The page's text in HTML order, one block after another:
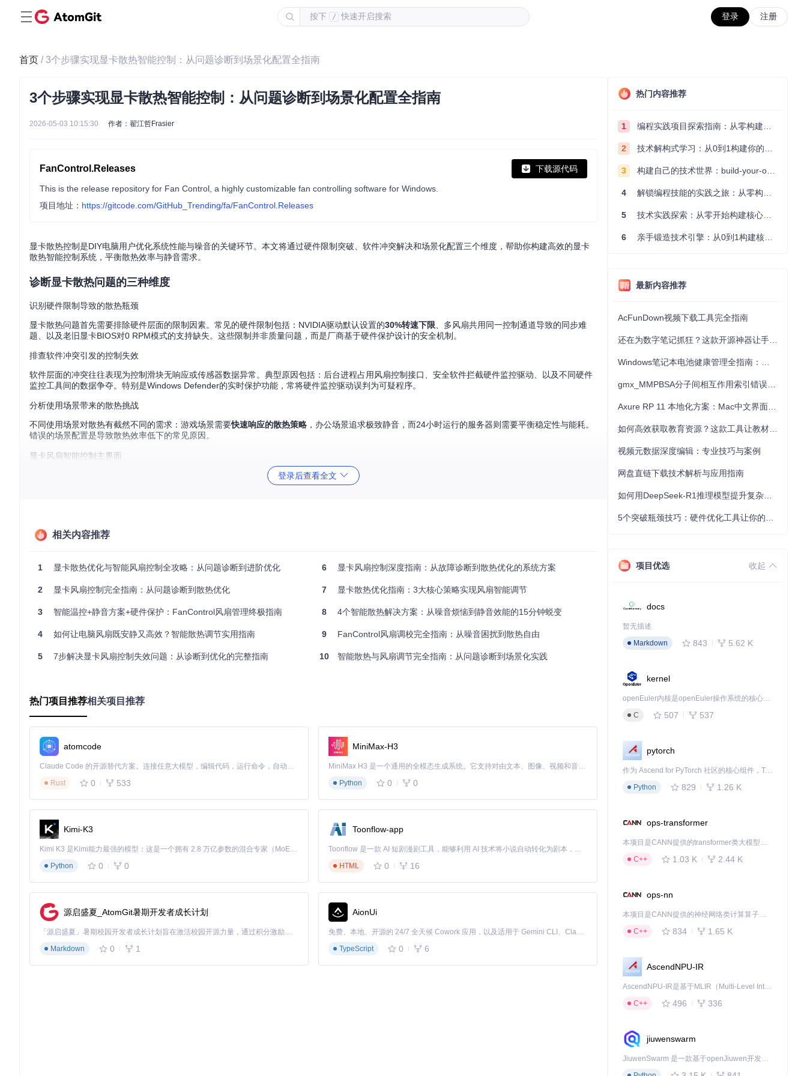
按下 / 快速开启搜索 登录 注册
首页 / 3个步骤实现显卡散热智能控制：从问题诊断到场景化配置全指南
3个步骤实现显卡散热智能控制：从问题诊断到场景化配置全指南
2026-05-03 10:15:30 作者：翟江哲Frasier
FanControl.Releases 下载源代码
This is the release repository for Fan Control, a highly customizable fan controlling software for Windows.
项目地址： https://gitcode.com/GitHub_Trending/fa/FanControl.Releases
显卡散热控制是DIY电脑用户优化系统性能与噪音的关键环节。本文将通过硬件限制突破、软件冲突解决和场景化配置三个维度，帮助你构建高效的显卡
散热智能控制系统，平衡散热效率与静音需求。
诊断显卡散热问题的三种维度
识别硬件限制导致的散热瓶颈
显卡散热问题首先需要排除硬件层面的限制因素。常见的硬件限制包括：NVIDIA驱动默认设置的30%转速下限 、多风扇共用同一控制通道导致的同步难
题、以及老旧显卡BIOS对0 RPM模式的支持缺失。这些限制并非质量问题，而是厂商基于硬件保护设计的安全机制。
排查软件冲突引发的控制失效
软件层面的冲突往往表现为控制滑块无响应或传感器数据异常。典型原因包括：后台进程占用风扇控制接口、安全软件拦截硬件监控驱动、以及不同硬件
监控工具间的数据争夺。特别是Windows Defender的实时保护功能，常将硬件监控驱动误判为可疑程序。
分析使用场景带来的散热挑战
不同使用场景对散热有截然不同的需求：游戏场景需要快速响应的散热策略 ，办公场景追求极致静音，而24小时运行的服务器则需要平衡稳定性与能耗。
错误的场景配置是导致散热效率低下的常见原因。
显卡风扇智能控制主界面
具体方法：
git clone
cd FanControl.Releases/Plugins
执行后将在插件目录下添加NVIDIA专用传感器模块
在FanControl中启用高级模式，手动输入20-25%的转速值
💡 专业提示：可设置温度触发阈值，当核心温度超过75°C时自动提升转速至30%以上
操作目的
具体方法 ：
在"Controls"面板中创建独立风扇配置文件
使用"混合曲线"功能设置主从风扇关系，例如：
为不同风扇设置差异化的响应系数（0.8-1.2之间）
启用
注意事项
💡 专业提示：建议将显卡风扇分为两组，核心风扇响应更快，显存风扇可适当降低转速
替代散热控制工具的对比选择
当FanControl无法满足需求时，可考虑以下替代方案：
工具名称 核心优势 适用场景
SpeedFan
支持主板电压调节 老旧硬件平台
高
MSI Afterburner
显卡超频集成
Argus Monitor
全面硬件监控 系统监控爱好者 中高
登录后查看全文
相关内容推荐
1 显卡散热优化与智能风扇控制全攻略：从问题诊断到进阶优化
2 显卡风扇控制完全指南：从问题诊断到散热优化
3 智能温控+静音方案+硬件保护：FanControl风扇管理终极指南
4 如何让电脑风扇既安静又高效？智能散热调节实用指南
5 7步解决显卡风扇控制失效问题：从诊断到优化的完整指南
6 显卡风扇控制深度指南：从故障诊断到散热优化的系统方案
7 显卡散热优化指南：3大核心策略实现风扇智能调节
8 4个智能散热解决方案：从噪音烦恼到静音效能的15分钟蜕变
9 FanControl风扇调校完全指南：从噪音困扰到散热自由
10 智能散热与风扇调节完全指南：从问题诊断到场景化实践
热门项目推荐相关项目推荐
atomcode
Claude Code 的开源替代方案。连接任意大模型，编辑代码，运行命令，自动验证 — 全自动执行。用 Rust 构建，极致性能。 ｜ An open-source alternative to Claude Code. Connect any LLM, edit code, run commands, and verify changes — autonomously. Built in Rust for speed. Get Started
Rust
0 533
MiniMax-H3
MiniMax H3 是一个通用的全模态生成系统。它支持对由文本、图像、视频和音频组成的多模态上下文进行统一理解，并能生成分辨率高达 2K、时长可达 15 秒的带原生立体声音频的视频。得益于面向任务泛化的系统设计，H3 在预训练阶段就已具备广泛的多模态上下文理解与生成能力，能够出色地执行复杂的多模态指令。
Python
0 0
Kimi-K3
Kimi K3 是Kimi能力最强的模型：这是一个拥有 2.8 万亿参数的混合专家（MoE）模型，具备原生视觉理解能力，并支持 100 万 token 的上下文窗口。
Python
0 0
Toonflow-app
Toonflow 是一款 AI 短剧漫剧工具，能够利用 AI 技术将小说自动转化为剧本，并结合 AI 生成的图片和视频，实现高效的短剧创作。借助 Toonflow，可以轻松完成从文字到影像的全流程，让短剧制作变得更加智能与便捷。
HTML
0 16
源启盛夏_AtomGit暑期开发者成长计划
「源启盛夏」暑期校园开发者成长计划旨在激活校园开源力量，通过积分激励、认证扶持、资源倾斜等形式，引导高校组织和开发者完成「入驻 — 建项目 — 做贡献 — 获认证 — 得资源」的完整闭环。无论你是想带领社团入驻平台的组织者，还是希望用代码贡献证明自己的开发者，都能在这里找到属于你的成长路径。
Markdown
0 1
AionUi
免费、本地、开源的 24/7 全天候 Cowork 应用，以及适用于 Gemini CLI、Claude Code、Codex、OpenCode、Qwen Code、Goose CLI、Auggie 等的 OpenClaw | 🌟 喜欢就点star吧
TypeScript
0 6
热门内容推荐
1 编程实践项目探索指南：从零构建技术能力体系
2 技术解构式学习：从0到1构建你的编程知识体系
3 构建自己的技术世界：build-your-own-x项目的实践探索指南
4 解锁编程技能的实践之旅：从零构建你的技术世界
5 技术实践探索：从零开始构建核心系统的实践指南
6 亲手锻造技术引擎：从0到1构建核心系统的实践指南
最新内容推荐
AcFunDown视频下载工具完全指南
视频元数据深度编辑：专业技巧与案例
网盘直链下载技术解析与应用指南
项目优选 收起
docs
暂无描述
Markdown
843 5.62 K
kernel
openEuler内核是openEuler操作系统的核心，既是系统性能与稳定性的基石，也是连接处理器、设备与服务的桥梁。
C
507 537
pytorch
作为 Ascend for PyTorch 社区的核心组件，TorchNPU 是昇腾专为 PyTorch 打造的深度学习适配插件，使 PyTorch 框架能够直接调用昇腾 NPU，为开发者提供昇腾 AI 处理器的超强算力。
Python
829 1.26 K
ops-transformer
本项目是CANN提供的transformer类大模型算子库，实现网络在NPU上加速计算。
C++
1.03 K 2.44 K
ops-nn
本项目是CANN提供的神经网络类计算算子库，实现网络在NPU上加速计算。
C++
834 1.65 K
AscendNPU-IR
AscendNPU-IR是基于MLIR（Multi-Level Intermediate Representation）构建的，面向昇腾亲和算子编译时使用的中间表示，提供昇腾完备表达能力，通过编译优化提升昇腾AI处理器计算效率，支持通过生态框架使能昇腾AI处理器与深度调优
C++
496 336
jiuwenswarm
JiuwenSwarm 是一款基于openJiuwen开发的智能AI Agent，它能够将大语言模型的强大能力，通过你日常使用的各类通讯应用，直接延伸至你的指尖。